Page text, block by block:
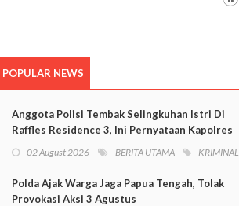
POPULAR NEWS
Anggota Polisi Tembak Selingkuhan Istri Di
Raffles Residence 3, Ini Pernyataan Kapolres
02 August 2026 BERITA UTAMA KRIMINAL
Polda Ajak Warga Jaga Papua Tengah, Tolak
Provokasi Aksi 3 Agustus